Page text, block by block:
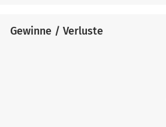
Gewinne / Verluste